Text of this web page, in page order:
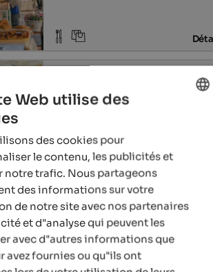
Terenten & environs, Terenten
21. - 22.08.2026
Chocolate festival
Village centre, Welsberg-Taisten
Web utilise des
des cookies pour
le contenu, les publicités et
notre trafic. Nous partageons
des informations sur votre
de notre site avec nos partenaires
et d"analyse qui peuvent les
avec d"autres informations que
avez fournies ou qu"ils ont